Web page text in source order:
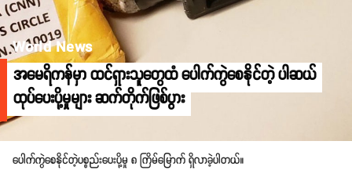
World News
အမေရိကန်မှာ ထင်ရှားသူတွေထံ ပေါက်ကွဲစေနိုင်တဲ့ ပါဆယ်
ထုပ်ပေးပို့မှုများ ဆက်တိုက်ဖြစ်ပွား
ပေါက်ကွဲစေနိုင်တဲ့ပစ္စည်းပေးပို့မှု ၈ ကြိမ်မြောက် ရှိလာခဲ့ပါတယ်။